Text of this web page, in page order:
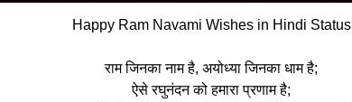
Happy Ram Navami Wishes in Hindi Status
राम जिनका नाम है, अयोध्या जिनका धाम है;
ऐसे रघुनंदन को हमारा प्रणाम है;